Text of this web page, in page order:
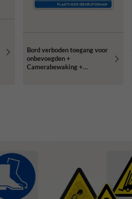
Bord verboden toegang voor
onbevoegden +
Camerabewaking +